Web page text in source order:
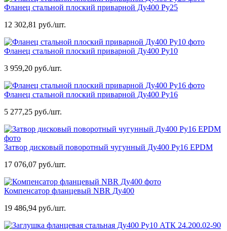
Фланец стальной плоский приварной Ду400 Ру25
12 302,81 руб./шт.
Фланец стальной плоский приварной Ду400 Ру10
3 959,20 руб./шт.
Фланец стальной плоский приварной Ду400 Ру16
5 277,25 руб./шт.
Затвор дисковый поворотный чугунный Ду400 Ру16 EPDM
17 076,07 руб./шт.
Компенсатор фланцевый NBR Ду400
19 486,94 руб./шт.